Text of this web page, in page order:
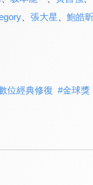
、 張大星 鮑皓
位經典修復 #金球獎